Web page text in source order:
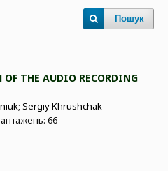
Пошук
OF THE AUDIO RECORDING
Sergiy Khrushchak
66